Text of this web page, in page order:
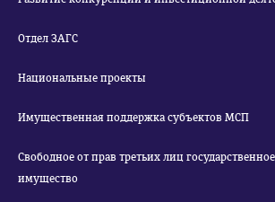
Отдел ЗАГС
Национальные проекты
Имущественная поддержка субъектов МСП
Свободное от прав третьих лиц
имущество